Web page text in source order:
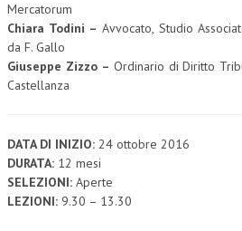
Mercatorum
Chiara Todini – Avvocato, Studio
da F. Gallo
Giuseppe Zizzo – Ordinario di Diritto
Castellanza
DATA DI INIZIO: 24 ottobre 2016
DURATA: 12 mesi
SELEZIONI: Aperte
LEZIONI: 9.30 – 13.30